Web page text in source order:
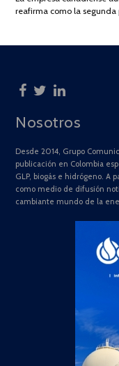
reafirma como la segunda
Nosotros
Desde 2014, Grupo
publicación en Colombia
GLP, biogás e hidrógeno. A
como medio de difusión
cambiante mundo de la